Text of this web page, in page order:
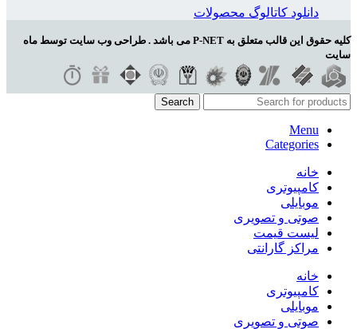
دانلود کاتالوگ محصولات
کلیه حقوق این قالب متعلق به P-NET می باشد . طراحی وب سایت توسط ماه
سایت
Search
Menu
Categories
خانه
کامپیوتری
موبایلی
صوتی و تصویری
لیست قیمت
مراکز گارانتی
خانه
کامپیوتری
موبایلی
صوتی و تصویری